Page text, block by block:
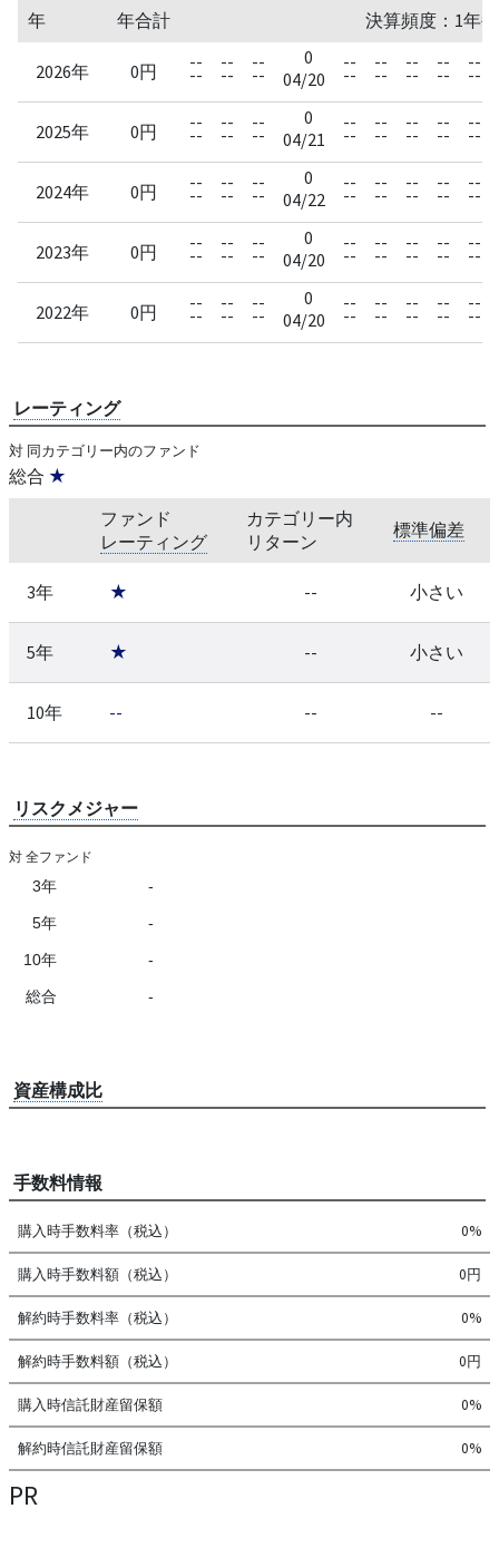
年 年合計 決算頻度：1年
2026年 0円 --
--
--
--
--
--
0
04/20
--
--
--
--
--
--
--
--
--
--
2025年 0円 --
--
--
--
--
--
0
04/21
--
--
--
--
--
--
--
--
--
--
2024年 0円 --
--
--
--
--
--
0
04/22
--
--
--
--
--
--
--
--
--
--
2023年 0円 --
--
--
--
--
--
0
04/20
--
--
--
--
--
--
--
--
--
--
2022年 0円 --
--
--
--
--
--
0
04/20
--
--
--
--
--
--
--
--
--
--
レーティング
対 同カテゴリー内のファンド
総合 ★
ファンド
レーティング
カテゴリー内
リターン
標準偏差
3年 ★ -- 小さい
5年 ★ -- 小さい
10年 -- -- --
リスクメジャー
対 全ファンド
3年 -
5年 -
10年 -
総合 -
資産構成比
手数料情報
購入時手数料率（税込） 0%
購入時手数料額（税込） 0円
解約時手数料率（税込） 0%
解約時手数料額（税込） 0円
購入時信託財産留保額 0%
解約時信託財産留保額 0%
PR